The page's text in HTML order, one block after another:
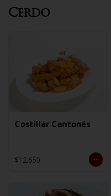
Cerdo
Costillar Cantonés
$12.650